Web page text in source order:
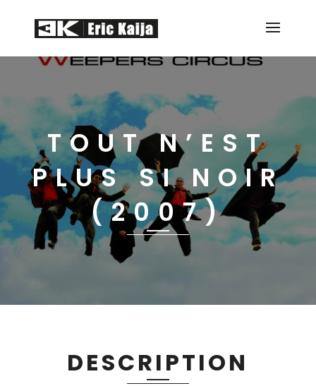
TOUT N’EST
PLUS SI NOIR
(2007)
DESCRIPTION